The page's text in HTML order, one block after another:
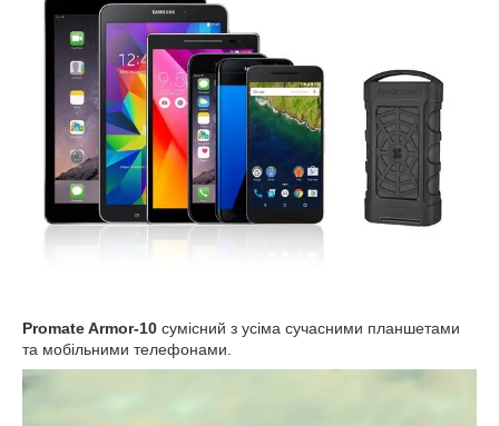
Promate Armor-10 сумісний з усіма сучасними планшетами
та мобільними телефонами.